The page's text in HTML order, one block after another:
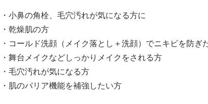
・小鼻の角栓、毛穴汚れが気になる方に
・乾燥肌の方
・コールド洗顔（メイク落とし＋洗顔）でニキビを防ぎ
・舞台メイクなどしっかりメイクをされる方
・毛穴汚れが気になる方
・肌のバリア機能を補強したい方